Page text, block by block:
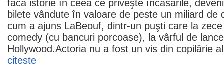
facă istorie în ceea ce priveşte încasările,
bilete vândute în valoare de peste un miliard de
cum a ajuns LaBeouf, dintr-un puşti care la
comedy (cu bancuri porcoase), la vârful de
Hollywood.Actoria nu a fost un vis din copilărie
citeşte